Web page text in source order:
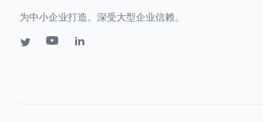
为中小企业打造。深受大型企业信赖。